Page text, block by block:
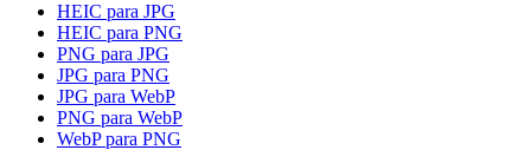
HEIC para JPG
HEIC para PNG
PNG para JPG
JPG para PNG
JPG para WebP
PNG para WebP
WebP para PNG